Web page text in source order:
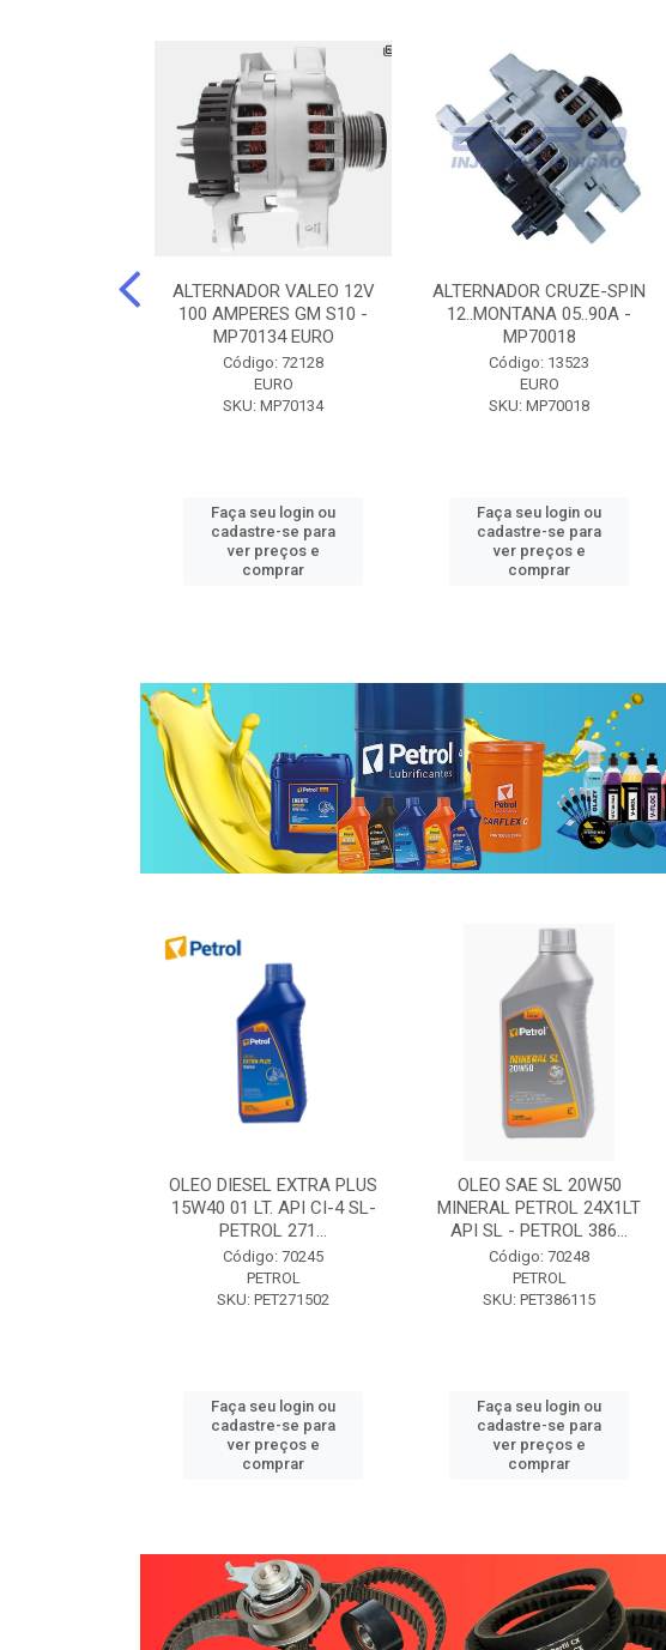
ALTERNADOR VALEO 12V
100 AMPERES GM S10 -
MP70134 EURO
Código: 72128
EURO
SKU: MP70134
Faça seu login ou
cadastre-se para
ver preços e
comprar
ALTERNADOR CRUZE-SPIN
12..MONTANA 05..90A -
MP70018
Código: 13523
EURO
SKU: MP70018
Faça seu login ou
cadastre-se para
ver preços e
comprar
OLEO DIESEL EXTRA PLUS
15W40 01 LT. API CI-4 SL-
PETROL 271...
Código: 70245
PETROL
SKU: PET271502
Faça seu login ou
cadastre-se para
ver preços e
comprar
OLEO SAE SL 20W50
MINERAL PETROL 24X1LT
API SL - PETROL 386...
Código: 70248
PETROL
SKU: PET386115
Faça seu login ou
cadastre-se para
ver preços e
comprar